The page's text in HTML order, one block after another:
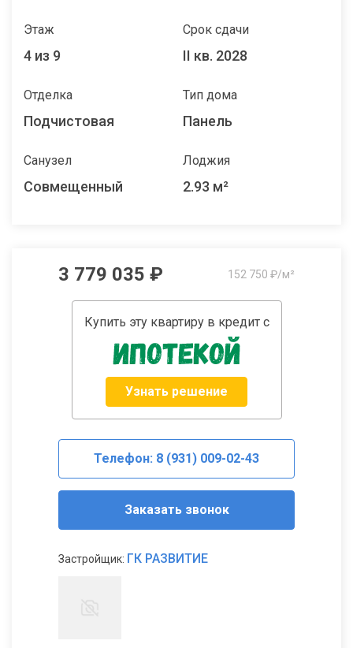
Этаж
4 из 9
Срок сдачи
II кв. 2028
Отделка
Подчистовая
Тип дома
Панель
Санузел
Совмещенный
Лоджия
2.93 м²
3 779 035 ₽ 152 750 ₽/м²
Купить эту квартиру в кредит с
Узнать решение
Телефон: 8 (931) 009-02-43
Заказать звонок
Застройщик: ГК РАЗВИТИЕ